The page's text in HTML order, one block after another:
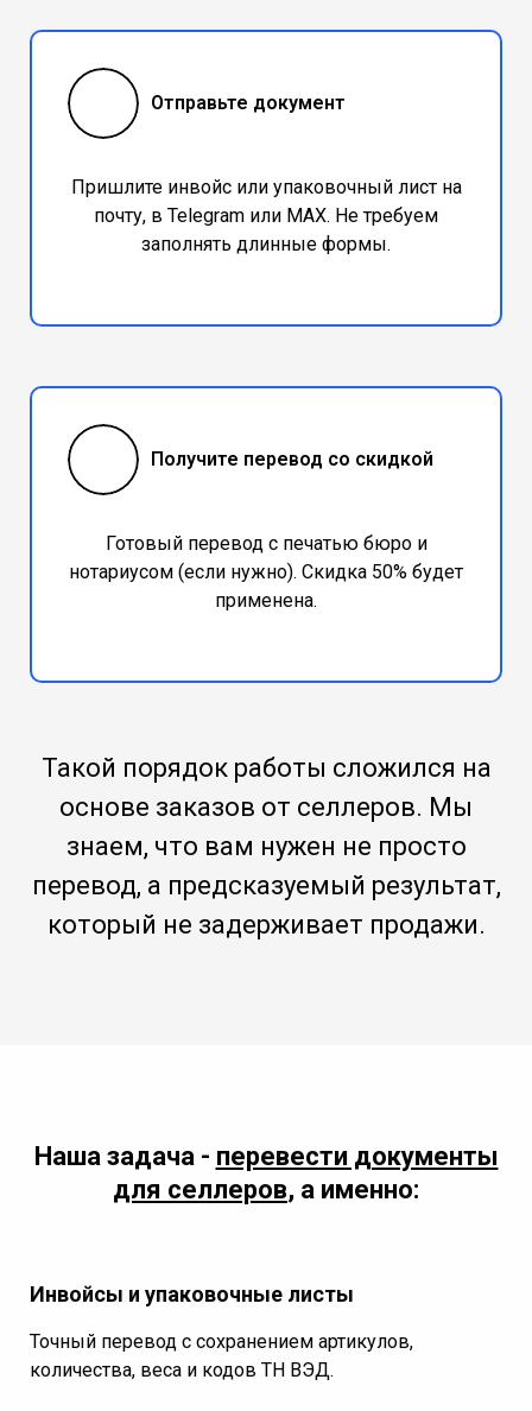
Отправьте документ
Пришлите инвойс или упаковочный лист на
почту, в Telegram или МАХ. Не требуем
заполнять длинные формы.
Получите перевод со скидкой
Готовый перевод с печатью бюро и
нотариусом (если нужно). Скидка 50% будет
применена.
Такой порядок работы сложился на
основе заказов от селлеров. Мы
знаем, что вам нужен не просто
перевод, а предсказуемый результат,
который не задерживает продажи.
Наша задача - перевести документы
для селлеров, а именно:
Инвойсы и упаковочные листы
Точный перевод с сохранением артикулов,
количества, веса и кодов ТН ВЭД.